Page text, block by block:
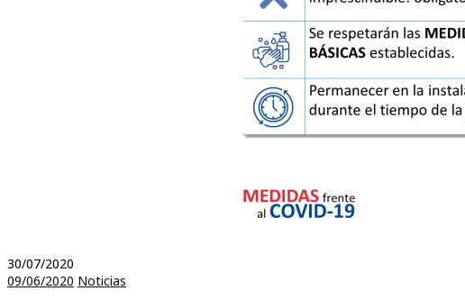
30/07/2020
09/06/2020 Noticias